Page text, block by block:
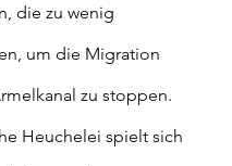
die zu wenig
um die Migration
zu stoppen.
Heuchelei spielt sich